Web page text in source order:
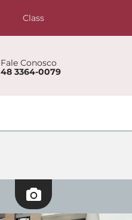
Class
Fale Conosco
48 3364-0079